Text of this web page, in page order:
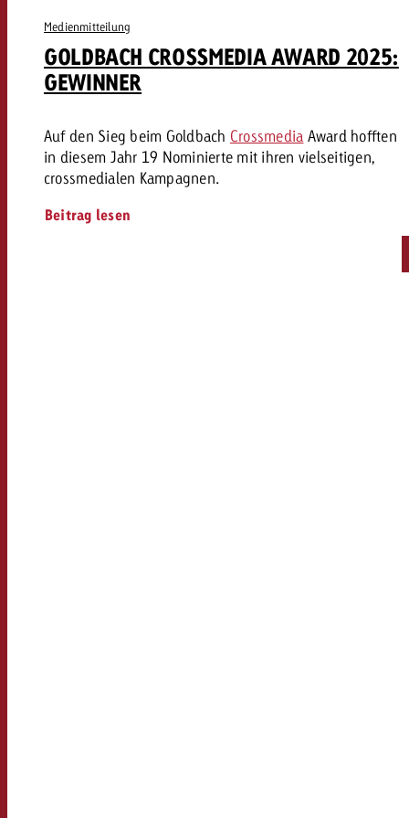
Medienmitteilung
GOLDBACH CROSSMEDIA AWARD 2025:
GEWINNER
Auf den Sieg beim Goldbach Crossmedia Award hofften
in diesem Jahr 19 Nominierte mit ihren vielseitigen,
crossmedialen Kampagnen.
Beitrag lesen